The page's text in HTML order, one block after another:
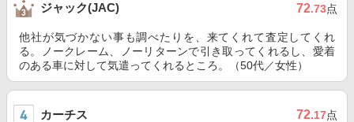
ジャック(JAC) 72.73点
他社が気づかない事も調べたりを、来てくれて査定してくれ
る。ノークレーム、ノーリターンで引き取ってくれるし、愛着
のある車に対して気遣ってくれるところ。（50代／女性）
カーチス 72.17点